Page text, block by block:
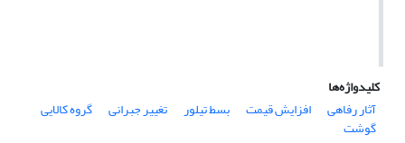
کلیدواژه‌ها
آثار رفاهی
افزایش قیمت بسط تیلور تغییر جبرانی گروه کالایی
گوشت